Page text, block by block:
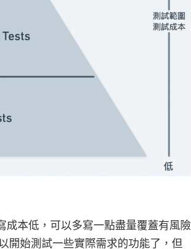
成本低，可以多寫一點盡量覆蓋有風險
開始測試一些實際需求的功能了，但